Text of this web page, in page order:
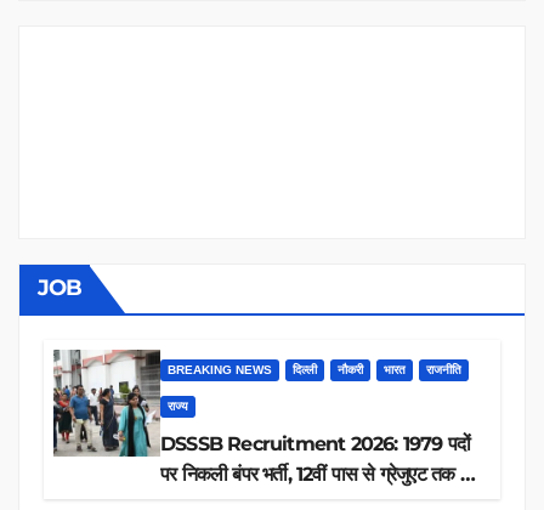
JOB
BREAKING NEWS दिल्ली नौकरी भारत राजनीति
राज्य
DSSSB Recruitment 2026: 1979 पदों
पर निकली बंपर भर्ती, 12वीं पास से ग्रेजुएट तक करें